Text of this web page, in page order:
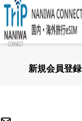
新規会員登録